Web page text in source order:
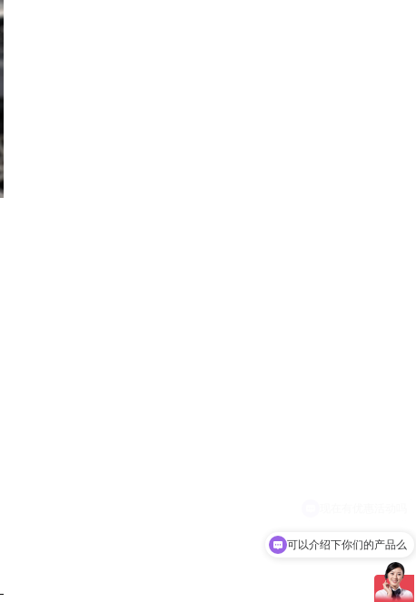
可以介绍下你们的产品么